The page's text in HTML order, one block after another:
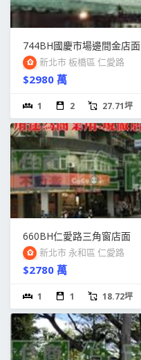
744BH國慶市場邊間金店面
新北市 板橋區 仁愛路
$2980 萬
1 2 27.71坪
660BH仁愛路三角窗店面
新北市 永和區 仁愛路
$2780 萬
1 1 18.72坪